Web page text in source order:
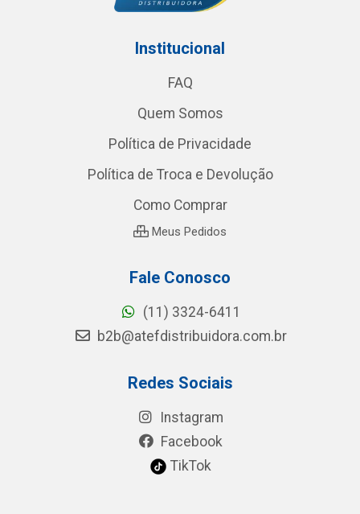
Institucional
FAQ
Quem Somos
Política de Privacidade
Política de Troca e Devolução
Como Comprar
Meus Pedidos
Fale Conosco
(11) 3324-6411
b2b@atefdistribuidora.com.br
Redes Sociais
Instagram
Facebook
TikTok